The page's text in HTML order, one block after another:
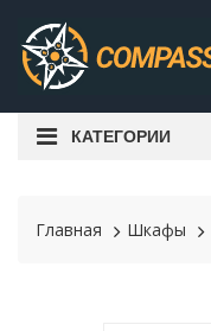
КАТЕГОРИИ
Главная Шкафы